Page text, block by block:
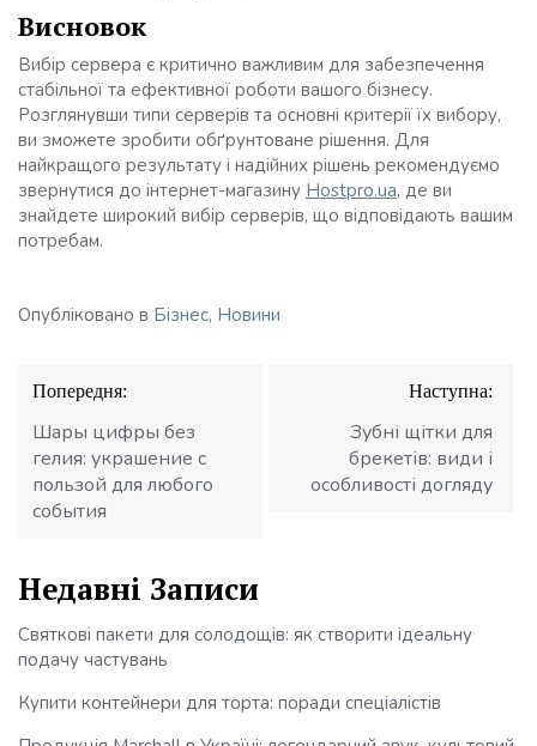
Висновок
Вибір сервера є критично важливим для забезпечення
стабільної та ефективної роботи вашого бізнесу.
Розглянувши типи серверів та основні критерії їх вибору,
ви зможете зробити обґрунтоване рішення. Для
найкращого результату і надійних рішень рекомендуємо
звернутися до інтернет-магазину Hostpro.ua, де ви
знайдете широкий вибір серверів, що відповідають вашим
потребам.
Опубліковано в Бізнес, Новини
Навігація
записів
Попередня:
Шары цифры без
гелия: украшение с
пользой для любого
события
Наступна:
Зубні щітки для
брекетів: види і
особливості догляду
Недавні Записи
Святкові пакети для солодощів: як створити ідеальну
подачу частувань
Купити контейнери для торта: поради спеціалістів